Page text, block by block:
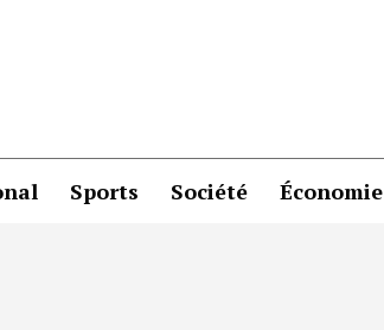
Sports Société Économie